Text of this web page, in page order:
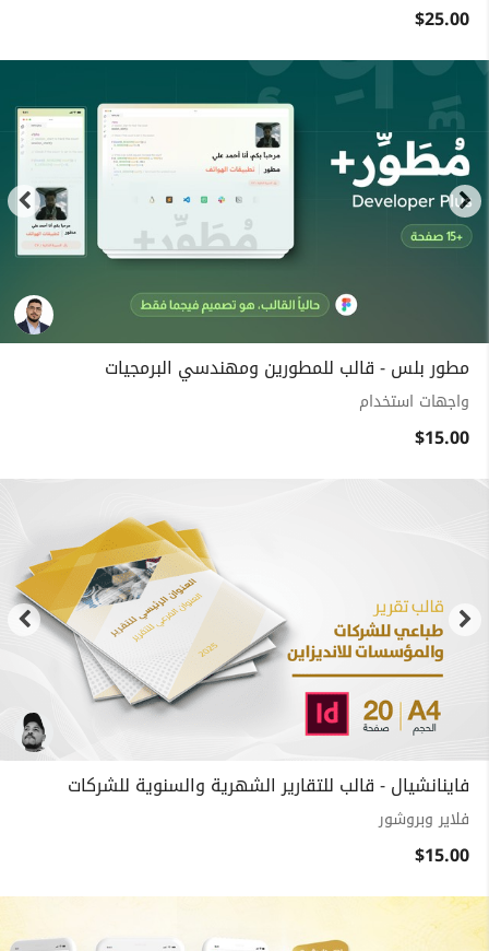
$25.00
مطور بلس - قالب للمطورين ومهندسي البرمجيات
واجهات استخدام
$15.00
فاينانشيال - قالب للتقارير الشهرية والسنوية للشركات
فلاير وبروشور
$15.00